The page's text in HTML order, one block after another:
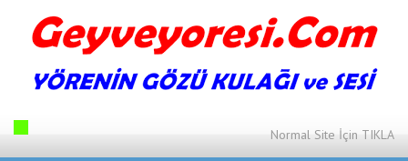
Normal Site İçin TIKLA